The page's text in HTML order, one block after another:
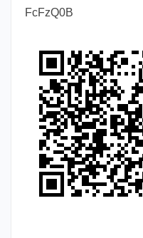
FcFzQ0B